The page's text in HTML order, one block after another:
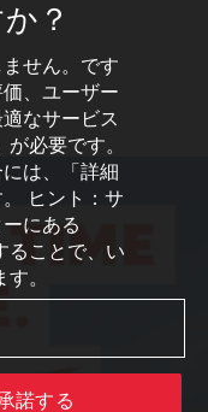
？
せん。です
、ユーザー
なサービス
必要です。
は、「詳細
ヒント：サ
にある
ることで、い
。
諾する